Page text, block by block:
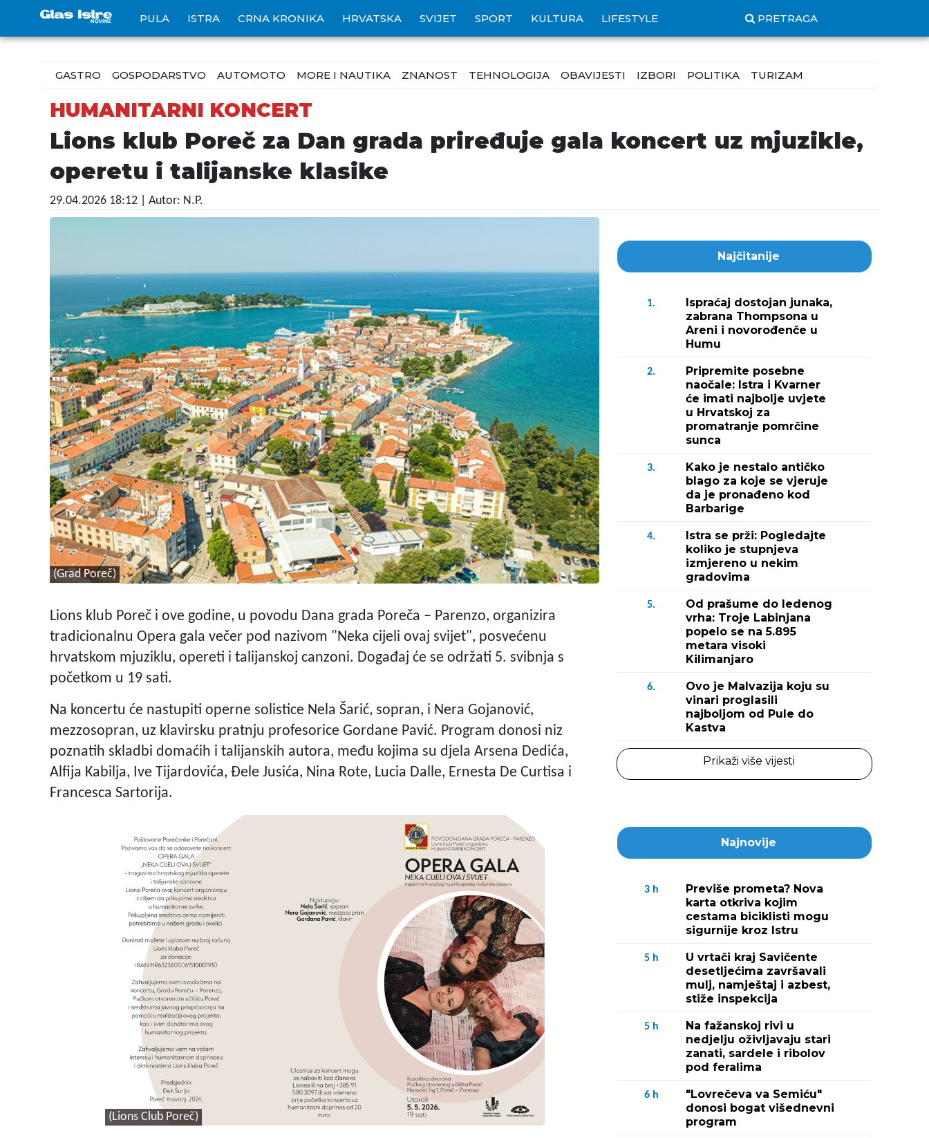
PULA ISTRA CRNA KRONIKA HRVATSKA SVIJET SPORT KULTURA LIFESTYLE PRETRAGA
GASTRO GOSPODARSTVO AUTOMOTO MORE I NAUTIKA ZNANOST TEHNOLOGIJA OBAVIJESTI IZBORI POLITIKA TURIZAM
HUMANITARNI KONCERT
Lions klub Poreč za Dan grada priređuje gala koncert uz mjuzikle,
operetu i talijanske klasike
29.04.2026 18:12 | Autor: N.P.
(Grad Poreč)
Lions klub Poreč i ove godine, u povodu Dana grada Poreča – Parenzo, organizira
tradicionalnu Opera gala večer pod nazivom "Neka cijeli ovaj svijet", posvećenu
hrvatskom mjuziklu, opereti i talijanskoj canzoni. Događaj će se održati 5. svibnja s
početkom u 19 sati.
Na koncertu će nastupiti operne solistice Nela Šarić, sopran, i Nera Gojanović,
mezzosopran, uz klavirsku pratnju profesorice Gordane Pavić. Program donosi niz
poznatih skladbi domaćih i talijanskih autora, među kojima su djela Arsena Dedića,
Alfija Kabilja, Ive Tijardovića, Đele Jusića, Nina Rote, Lucia Dalle, Ernesta De Curtisa i
Francesca Sartorija.
(Lions Club Poreč)
Najčitanije
1.
Ispraćaj dostojan junaka,
zabrana Thompsona u
Areni i novorođenče u
Humu
2.
Pripremite posebne
naočale: Istra i Kvarner
će imati najbolje uvjete
u Hrvatskoj za
promatranje pomrčine
sunca
3.
Kako je nestalo antičko
blago za koje se vjeruje
da je pronađeno kod
Barbarige
4.
Istra se prži: Pogledajte
koliko je stupnjeva
izmjereno u nekim
gradovima
5.
Od prašume do ledenog
vrha: Troje Labinjana
popelo se na 5.895
metara visoki
Kilimanjaro
6.
Ovo je Malvazija koju su
vinari proglasili
najboljom od Pule do
Kastva
Prikaži više vijesti
Najnovije
3 h
Previše prometa? Nova
karta otkriva kojim
cestama biciklisti mogu
sigurnije kroz Istru
5 h
U vrtači kraj Savičente
desetljećima završavali
mulj, namještaj i azbest,
stiže inspekcija
5 h
Na fažanskoj rivi u
nedjelju oživljavaju stari
zanati, sardele i ribolov
pod feralima
6 h
"Lovrečeva va Semiću"
donosi bogat višednevni
program